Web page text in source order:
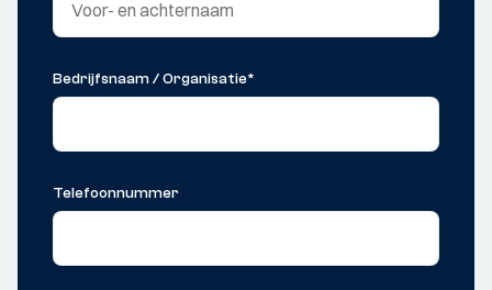
Bedrijfsnaam / Organisatie*
Telefoonnummer